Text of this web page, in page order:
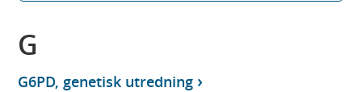
G
G6PD, genetisk utredning